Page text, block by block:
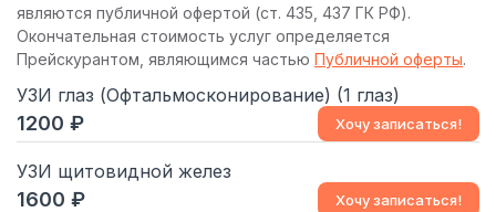
являются публичной офертой (ст. 435, 437 ГК РФ).
Окончательная стоимость услуг определяется
Прейскурантом, являющимся частью Публичной оферты.
УЗИ глаз (Офтальмосконирование) (1 глаз)
1200 Хочу записаться!
УЗИ щитовидной желез
1600 Хочу записаться!